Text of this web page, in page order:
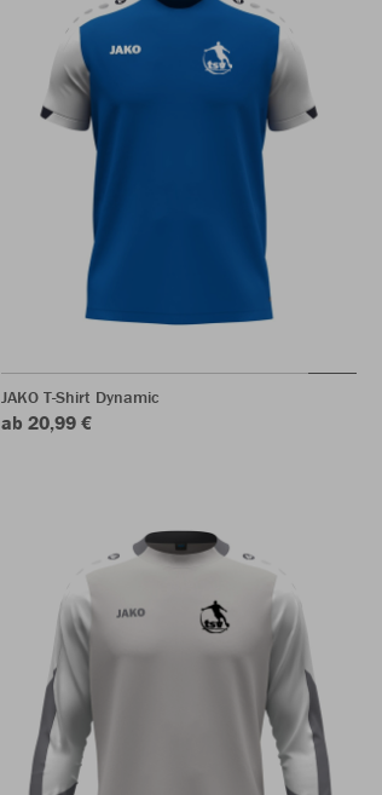
JAKO T-Shirt Dynamic
ab 20,99 €